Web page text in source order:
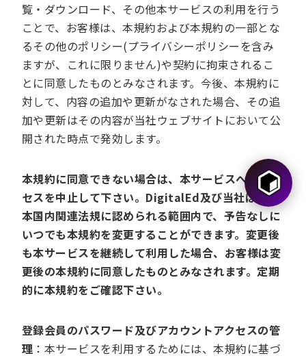
覧・ダウンロード、その他本サービスの利用を行う
ことで、お客様は、本規約および本規約の一部とな
るその他のポリシー(プライバシーポリシーを含み
ますが、これに限りません)や契約に拘束されるこ
とに同意したものとみなされます。今後、本規約に
対して、内容の追加や更新がなされた場合、その追
加や更新はその内容が当社ウェブサイトにおいて公
開された時点で発効します。
本規約に同意できない場合は、本サービスへのアク
セスを中止して下さい。DigitalEd及び当社は、日
本国内関連法規に認められる範囲内で、予告なしに
いつでも本規約を変更することができます。変更後
も本サービスを継続して利用した場合、お客様は変
更後の本規約に同意したものとみなされます。定期
的に本規約をご確認下さい。
登録会員のパスワード及びアカウントアクセスの管
理 ：本サービスを利用するためには、本規約に基づ